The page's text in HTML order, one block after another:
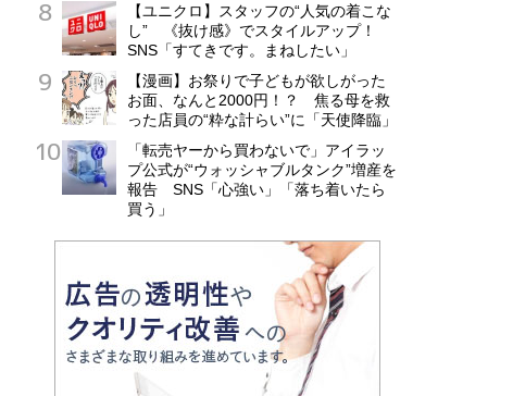
【ユニクロ】スタッフの“人気の着こな
し” 《抜け感》でスタイルアップ！
SNS「すてきです。まねしたい」
【漫画】お祭りで子どもが欲しがった
お面、なんと2000円！？ 焦る母を救
った店員の“粋な計らい”に「天使降臨」
「転売ヤーから買わないで」アイラッ
プ公式が“ウォッシャブルタンク”増産を
報告 SNS「心強い」「落ち着いたら
買う」